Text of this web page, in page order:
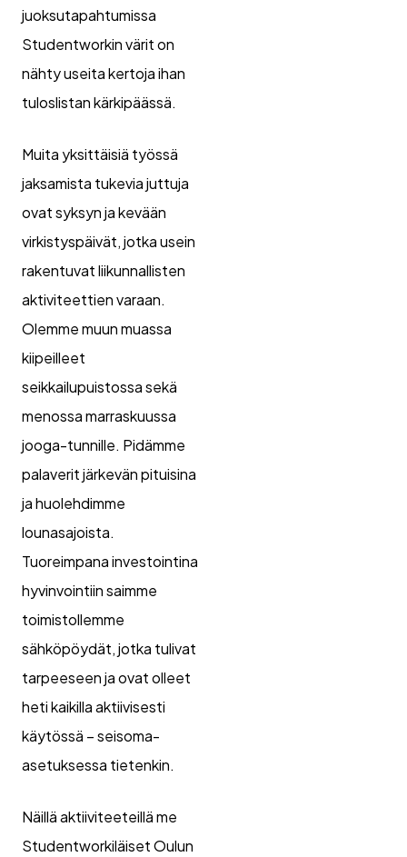
juoksutapahtumissa
Studentworkin värit on
nähty useita kertoja ihan
tuloslistan kärkipäässä.
Muita yksittäisiä työssä
jaksamista tukevia juttuja
ovat syksyn ja kevään
virkistyspäivät, jotka usein
rakentuvat liikunnallisten
aktiviteettien varaan.
Olemme muun muassa
kiipeilleet
seikkailupuistossa sekä
menossa marraskuussa
jooga-tunnille. Pidämme
palaverit järkevän pituisina
ja huolehdimme
lounasajoista.
Tuoreimpana investointina
hyvinvointiin saimme
toimistollemme
sähköpöydät, jotka tulivat
tarpeeseen ja ovat olleet
heti kaikilla aktiivisesti
käytössä – seisoma-
asetuksessa tietenkin.
Näillä aktiiviteeteillä me
Studentworkiläiset Oulun